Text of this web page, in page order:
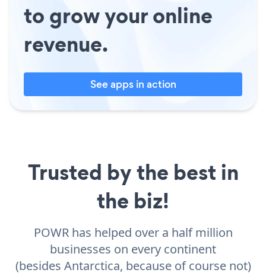
to grow your online
revenue.
See apps in action
Trusted by the best in
the biz!
POWR has helped over a half million
businesses on every continent
(besides Antarctica, because of course not)